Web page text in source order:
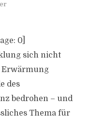
0]
sich nicht
Erwärmung
des
bedrohen – und
Thema für